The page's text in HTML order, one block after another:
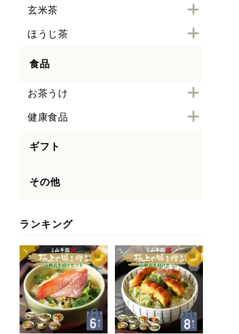
玄米茶
ほうじ茶
食品
お茶うけ
健康食品
ギフト
その他
ランキング